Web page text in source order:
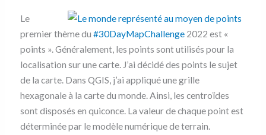
Le
premier thème du #30DayMapChallenge2022 est «
points ». Généralement, les points sont utilisés pour la
localisation sur une carte. J’ai décidé des points le sujet
de la carte. Dans QGIS, j’ai appliqué une grille
hexagonale à la carte du monde. Ainsi, les centroïdes
sont disposés en quiconce. La valeur de chaque point est
déterminée par le modèle numérique de terrain.